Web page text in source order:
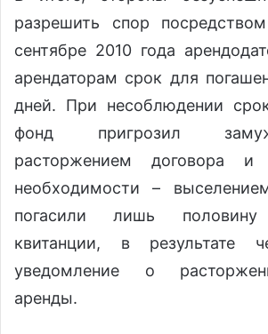
разрешить спор
сентябре 2010 года
арендаторам срок для
дней. При несоблюдении
фонд пригрозил
расторжением договора
необходимости –
погасили лишь
квитанции, в результате
уведомление о
аренды.